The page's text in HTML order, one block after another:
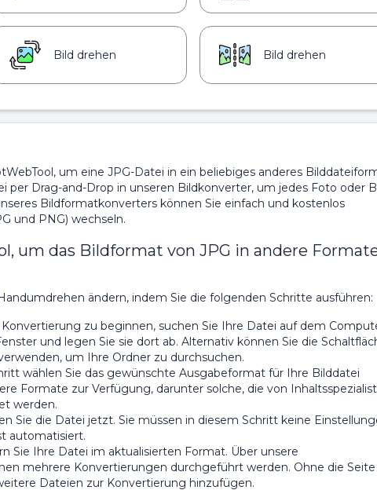
Bild drehen Bild drehen
um eine JPG-Datei in ein beliebiges anderes
per Drag-and-Drop in unseren Bildkonverter, um jedes Foto oder
Bildformatkonverters können Sie einfach und kostenlos
und PNG) wechseln.
um das Bildformat von JPG in andere
ändern, indem Sie die folgenden Schritte ausführen:
zu beginnen, suchen Sie Ihre Datei auf dem
und legen Sie sie dort ab. Alternativ können Sie die
um Ihre Ordner zu durchsuchen.
wählen Sie das gewünschte Ausgabeformat für Ihre Bilddatei
Formate zur Verfügung, darunter solche, die von
werden.
Sie die Datei jetzt. Sie müssen in diesem Schritt keine
automatisiert.
Sie Ihre Datei im aktualisierten Format. Über unsere
mehrere Konvertierungen durchgeführt werden. Ohne die Seite
Dateien zur Konvertierung hinzufügen.